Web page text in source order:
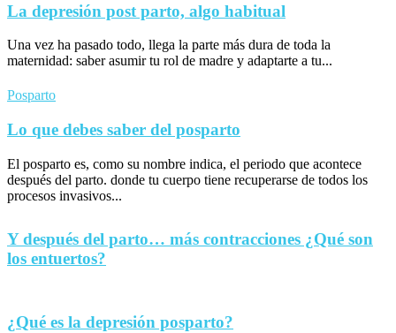
La depresión post parto, algo habitual
Una vez ha pasado todo, llega la parte más dura de toda la
maternidad: saber asumir tu rol de madre y adaptarte a tu...
Posparto
Lo que debes saber del posparto
El posparto es, como su nombre indica, el periodo que acontece
después del parto. donde tu cuerpo tiene recuperarse de todos los
procesos invasivos...
Y después del parto… más contracciones ¿Qué son
los entuertos?
¿Qué es la depresión posparto?